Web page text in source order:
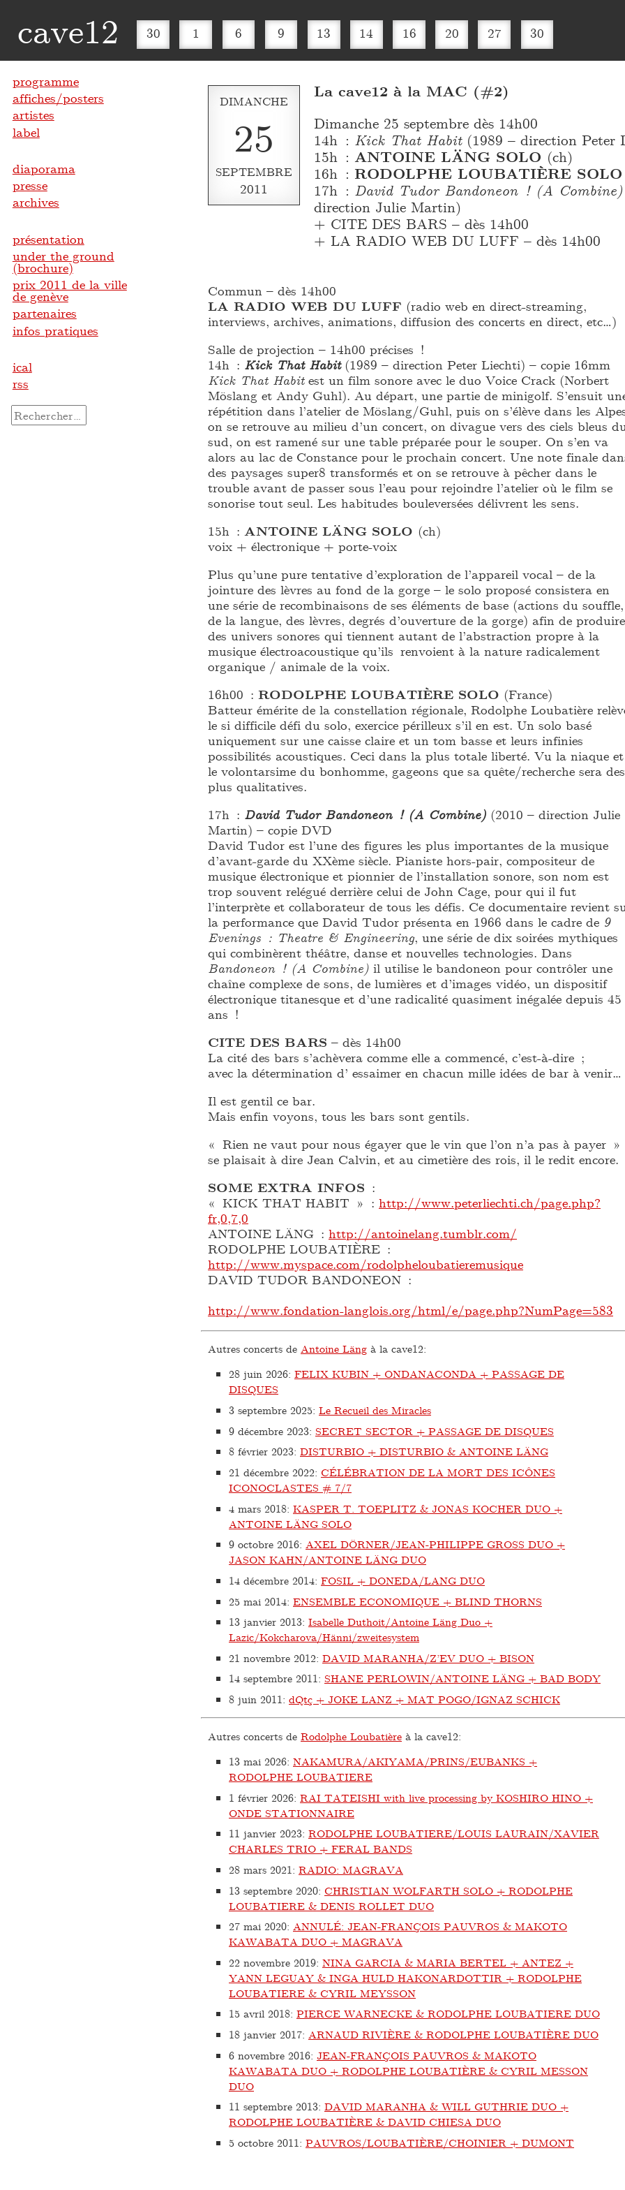
cave12 30 1 6 9 13 14 16 20 27 30
DIMANCHE
25
SEPTEMBRE
2011
La cave12 à la MAC (#2)
Dimanche 25 septembre dès 14h00
14h : Kick That Habit(1989 – direction Peter
15h : ANTOINE LÄNG SOLO (ch)
16h : RODOLPHE LOUBATIÈRE SOLO
17h : David Tudor Bandoneon ! (A Combine)
direction Julie Martin)
+ CITE DES BARS – dès 14h00
+ LA RADIO WEB DU LUFF – dès 14h00
Commun – dès 14h00
LA RADIO WEB DU LUFF (radio web en direct-streaming,
interviews, archives, animations, diffusion des concerts en direct, etc…)
Salle de projection – 14h00 précises !
14h : Kick That Habit(1989 – direction Peter Liechti) – copie 16mm
Kick That Habitest un film sonore avec le duo Voice Crack (Norbert
Möslang et Andy Guhl). Au départ, une partie de minigolf. S’ensuit
répétition dans l’atelier de Möslang/Guhl, puis on s’élève dans les
on se retrouve au milieu d’un concert, on divague vers des ciels bleus
sud, on est ramené sur une table préparée pour le souper. On s’en va
alors au lac de Constance pour le prochain concert. Une note finale
des paysages super8 transformés et on se retrouve à pêcher dans le
trouble avant de passer sous l’eau pour rejoindre l’atelier où le film se
sonorise tout seul. Les habitudes bouleversées délivrent les sens.
15h : ANTOINE LÄNG SOLO (ch)
voix + électronique + porte-voix
Plus qu’une pure tentative d’exploration de l’appareil vocal – de la
jointure des lèvres au fond de la gorge – le solo proposé consistera en
une série de recombinaisons de ses éléments de base (actions du souffle,
de la langue, des lèvres, degrés d’ouverture de la gorge) afin de produire
des univers sonores qui tiennent autant de l’abstraction propre à la
musique électroacoustique qu’ils renvoient à la nature radicalement
organique / animale de la voix.
16h00 : RODOLPHE LOUBATIÈRE SOLO (France)
Batteur émérite de la constellation régionale, Rodolphe Loubatière
le si difficile défi du solo, exercice périlleux s’il en est. Un solo basé
uniquement sur une caisse claire et un tom basse et leurs infinies
possibilités acoustiques. Ceci dans la plus totale liberté. Vu la niaque et
le volontarsime du bonhomme, gageons que sa quête/recherche sera des
plus qualitatives.
17h : David Tudor Bandoneon ! (A Combine) (2010 – direction Julie
Martin) – copie DVD
David Tudor est l’une des figures les plus importantes de la musique
d’avant-garde du XXème siècle. Pianiste hors-pair, compositeur de
musique électronique et pionnier de l’installation sonore, son nom est
trop souvent relégué derrière celui de John Cage, pour qui il fut
l’interprète et collaborateur de tous les défis. Ce documentaire revient
la performance que David Tudor présenta en 1966 dans le cadre de 9
Evenings : Theatre & Engineering, une série de dix soirées mythiques
qui combinèrent théâtre, danse et nouvelles technologies. Dans
Bandoneon ! (A Combine) il utilise le bandoneon pour contrôler une
chaîne complexe de sons, de lumières et d’images vidéo, un dispositif
électronique titanesque et d’une radicalité quasiment inégalée depuis 45
ans !
CITE DES BARS – dès 14h00
La cité des bars s’achèvera comme elle a commencé, c’est-à-dire ;
avec la détermination d’ essaimer en chacun mille idées de bar à venir…
Il est gentil ce bar.
Mais enfin voyons, tous les bars sont gentils.
« Rien ne vaut pour nous égayer que le vin que l’on n’a pas à payer »
se plaisait à dire Jean Calvin, et au cimetière des rois, il le redit encore.
SOME EXTRA INFOS :
« KICK THAT HABIT » : http://www.peterliechti.ch/page.php?
fr,0,7,0
ANTOINE LÄNG : http://antoinelang.tumblr.com/
RODOLPHE LOUBATIÈRE :
http://www.myspace.com/rodolpheloubatieremusique
DAVID TUDOR BANDONEON :
http://www.fondation-langlois.org/html/e/page.php?NumPage=583
Autres concerts de Antoine Läng à la cave12:
28 juin 2026: FELIX KUBIN + ONDANACONDA + PASSAGE DE
DISQUES
3 septembre 2025: Le Recueil des Miracles
9 décembre 2023: SECRET SECTOR + PASSAGE DE DISQUES
8 février 2023: DISTURBIO + DISTURBIO & ANTOINE LÄNG
21 décembre 2022: CÉLÉBRATION DE LA MORT DES ICÔNES
ICONOCLASTES # 7/7
4 mars 2018: KASPER T. TOEPLITZ & JONAS KOCHER DUO +
ANTOINE LÄNG SOLO
9 octobre 2016: AXEL DÖRNER/JEAN-PHILIPPE GROSS DUO +
JASON KAHN/ANTOINE LÄNG DUO
14 décembre 2014: FOSIL + DONEDA/LANG DUO
25 mai 2014: ENSEMBLE ECONOMIQUE + BLIND THORNS
13 janvier 2013: Isabelle Duthoit/Antoine Läng Duo +
Lazic/Kokcharova/Hänni/zweitesystem
21 novembre 2012: DAVID MARANHA/Z’EV DUO + BISON
14 septembre 2011: SHANE PERLOWIN/ANTOINE LÄNG + BAD BODY
8 juin 2011: dQtç + JOKE LANZ + MAT POGO/IGNAZ SCHICK
Autres concerts de Rodolphe Loubatière à la cave12:
13 mai 2026: NAKAMURA/AKIYAMA/PRINS/EUBANKS +
RODOLPHE LOUBATIERE
1 février 2026: RAI TATEISHI with live processing by KOSHIRO HINO +
ONDE STATIONNAIRE
11 janvier 2023: RODOLPHE LOUBATIERE/LOUIS LAURAIN/XAVIER
CHARLES TRIO + FERAL BANDS
28 mars 2021: RADIO: MAGRAVA
13 septembre 2020: CHRISTIAN WOLFARTH SOLO + RODOLPHE
LOUBATIERE & DENIS ROLLET DUO
27 mai 2020: ANNULÉ: JEAN-FRANÇOIS PAUVROS & MAKOTO
KAWABATA DUO + MAGRAVA
22 novembre 2019: NINA GARCIA & MARIA BERTEL + ANTEZ +
YANN LEGUAY & INGA HULD HAKONARDOTTIR + RODOLPHE
LOUBATIERE & CYRIL MEYSSON
15 avril 2018: PIERCE WARNECKE & RODOLPHE LOUBATIERE DUO
18 janvier 2017: ARNAUD RIVIÈRE & RODOLPHE LOUBATIÈRE DUO
6 novembre 2016: JEAN-FRANÇOIS PAUVROS & MAKOTO
KAWABATA DUO + RODOLPHE LOUBATIÈRE & CYRIL MESSON
DUO
11 septembre 2013: DAVID MARANHA & WILL GUTHRIE DUO +
RODOLPHE LOUBATIÈRE & DAVID CHIESA DUO
5 octobre 2011: PAUVROS/LOUBATIÈRE/CHOINIER + DUMONT
programme
affiches/posters
artistes
label
diaporama
presse
archives
présentation
under the ground
(brochure)
prix 2011 de la ville
de genève
partenaires
infos pratiques
ical
rss
Rechercher :